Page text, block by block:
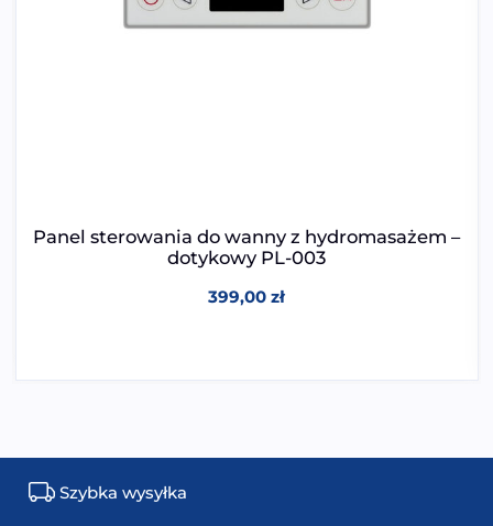
Panel sterowania do wanny z hydromasażem –
dotykowy PL-003
399,00zł
Szybka wysyłka